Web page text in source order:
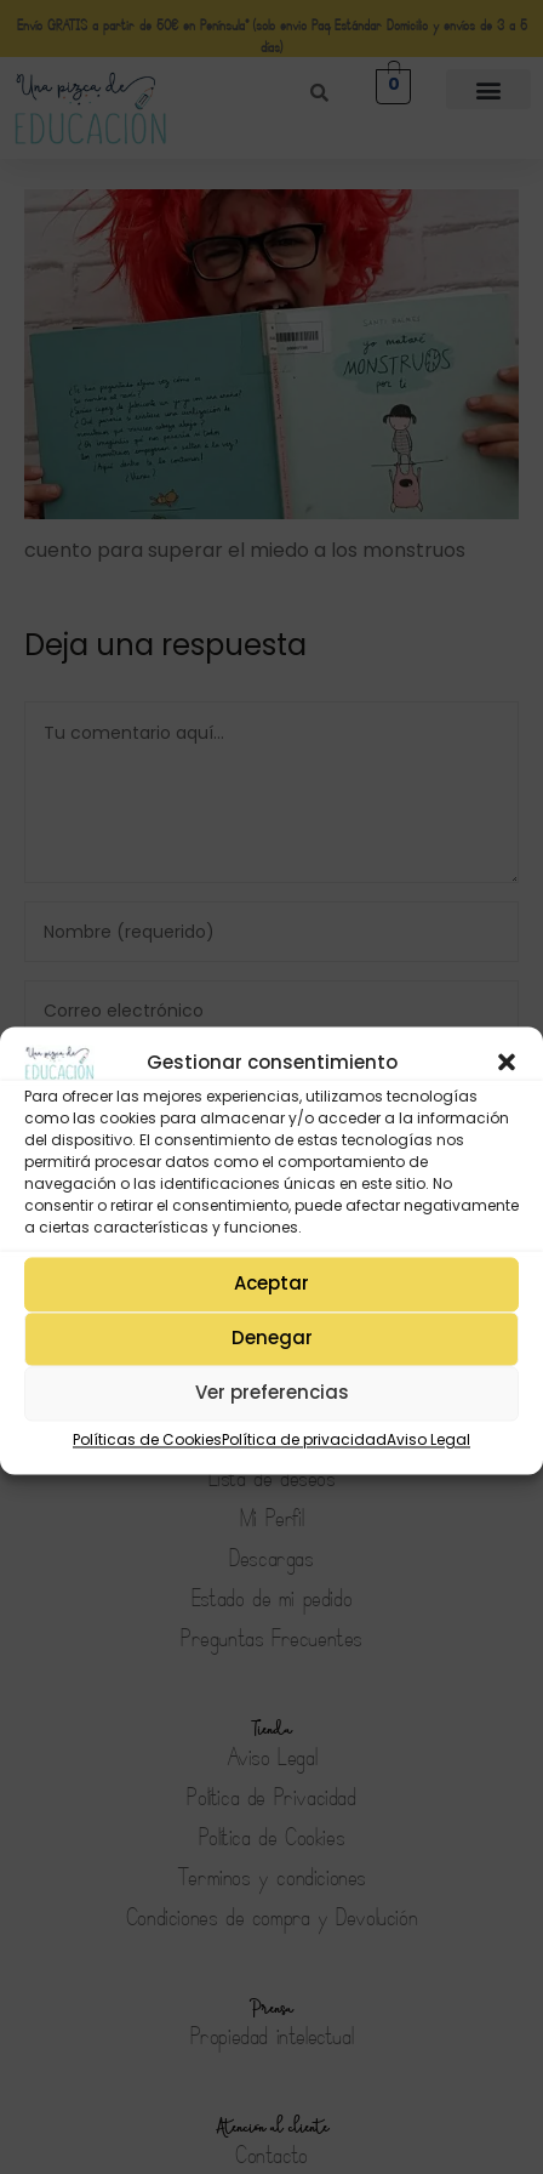
Gestionar consentimiento
Para ofrecer las mejores experiencias, utilizamos tecnologías
como las cookies para almacenar y/o acceder a la información
del dispositivo. El consentimiento de estas tecnologías nos
permitirá procesar datos como el comportamiento de
navegación o las identificaciones únicas en este sitio. No
consentir o retirar el consentimiento, puede afectar negativamente
a ciertas características y funciones.
Aceptar
Denegar
Ver preferencias
Políticas de CookiesPolítica de privacidadAviso Legal
Envío GRATIS a partir de 50€ en Península* (solo envio Paq Estándar Domicilio y envíos de 3 a 5
días)
0
cuento para superar el miedo a los monstruos
Deja una respuesta
Mi Cuenta
Lista de deseos
Mi Perfil
Descargas
Estado de mi pedido
Preguntas Frecuentes
Tienda
Aviso Legal
Política de Privacidad
Política de Cookies
Terminos y condiciones
Condiciones de compra y Devolución
Prensa
Propiedad intelectual
Atención al cliente
Contacto